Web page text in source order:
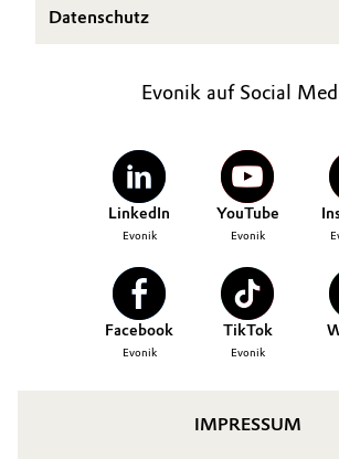
Datenschutz
Evonik auf Social
LinkedIn
Evonik
YouTube
Evonik
Facebook
Evonik
TikTok
Evonik
IMPRESSUM